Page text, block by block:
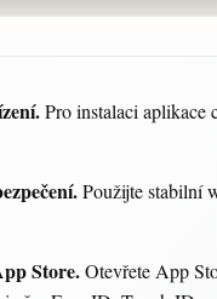
Pro instalaci aplikace
Použijte stabilní
Store.Otevřete App